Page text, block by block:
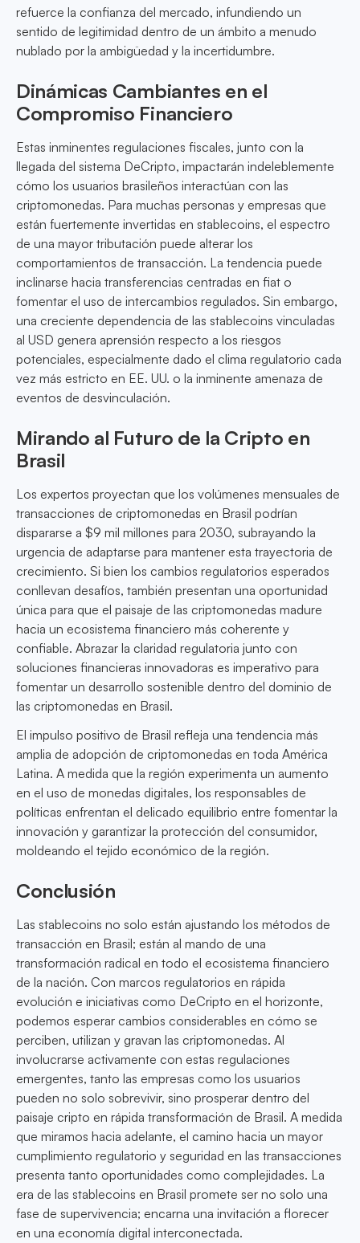
refuerce la confianza del mercado, infundiendo un
sentido de legitimidad dentro de un ámbito a menudo
nublado por la ambigüedad y la incertidumbre.
Dinámicas Cambiantes en el
Compromiso Financiero
Estas inminentes regulaciones fiscales, junto con la
llegada del sistema DeCripto, impactarán indeleblemente
cómo los usuarios brasileños interactúan con las
criptomonedas. Para muchas personas y empresas que
están fuertemente invertidas en stablecoins, el espectro
de una mayor tributación puede alterar los
comportamientos de transacción. La tendencia puede
inclinarse hacia transferencias centradas en fiat o
fomentar el uso de intercambios regulados. Sin embargo,
una creciente dependencia de las stablecoins vinculadas
al USD genera aprensión respecto a los riesgos
potenciales, especialmente dado el clima regulatorio cada
vez más estricto en EE. UU. o la inminente amenaza de
eventos de desvinculación.
Mirando al Futuro de la Cripto en
Brasil
Los expertos proyectan que los volúmenes mensuales de
transacciones de criptomonedas en Brasil podrían
dispararse a $9 mil millones para 2030, subrayando la
urgencia de adaptarse para mantener esta trayectoria de
crecimiento. Si bien los cambios regulatorios esperados
conllevan desafíos, también presentan una oportunidad
única para que el paisaje de las criptomonedas madure
hacia un ecosistema financiero más coherente y
confiable. Abrazar la claridad regulatoria junto con
soluciones financieras innovadoras es imperativo para
fomentar un desarrollo sostenible dentro del dominio de
las criptomonedas en Brasil.
El impulso positivo de Brasil refleja una tendencia más
amplia de adopción de criptomonedas en toda América
Latina. A medida que la región experimenta un aumento
en el uso de monedas digitales, los responsables de
políticas enfrentan el delicado equilibrio entre fomentar la
innovación y garantizar la protección del consumidor,
moldeando el tejido económico de la región.
Conclusión
Las stablecoins no solo están ajustando los métodos de
transacción en Brasil; están al mando de una
transformación radical en todo el ecosistema financiero
de la nación. Con marcos regulatorios en rápida
evolución e iniciativas como DeCripto en el horizonte,
podemos esperar cambios considerables en cómo se
perciben, utilizan y gravan las criptomonedas. Al
involucrarse activamente con estas regulaciones
emergentes, tanto las empresas como los usuarios
pueden no solo sobrevivir, sino prosperar dentro del
paisaje cripto en rápida transformación de Brasil. A medida
que miramos hacia adelante, el camino hacia un mayor
cumplimiento regulatorio y seguridad en las transacciones
presenta tanto oportunidades como complejidades. La
era de las stablecoins en Brasil promete ser no solo una
fase de supervivencia; encarna una invitación a florecer
en una economía digital interconectada.